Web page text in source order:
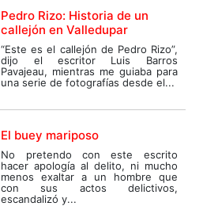
Pedro Rizo: Historia de un
callejón en Valledupar
“Este es el callejón de Pedro Rizo”,
dijo el escritor Luis Barros
Pavajeau, mientras me guiaba para
una serie de fotografías desde el...
El buey mariposo
No pretendo con este escrito
hacer apología al delito, ni mucho
menos exaltar a un hombre que
con sus actos delictivos,
escandalizó y...